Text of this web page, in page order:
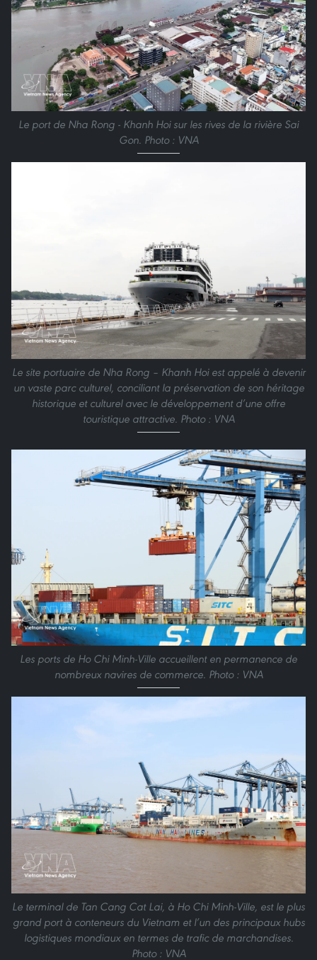
Le port de Nha Rong - Khanh Hoi sur les rives de la rivière Sai
Gon. Photo : VNA
Le site portuaire de Nha Rong – Khanh Hoi est appelé à devenir
un vaste parc culturel, conciliant la préservation de son héritage
historique et culturel avec le développement d’une offre
touristique attractive. Photo : VNA
Les ports de Ho Chi Minh-Ville accueillent en permanence de
nombreux navires de commerce. Photo : VNA
Le terminal de Tan Cang Cat Lai, à Ho Chi Minh-Ville, est le plus
grand port à conteneurs du Vietnam et l’un des principaux hubs
logistiques mondiaux en termes de trafic de marchandises.
Photo : VNA